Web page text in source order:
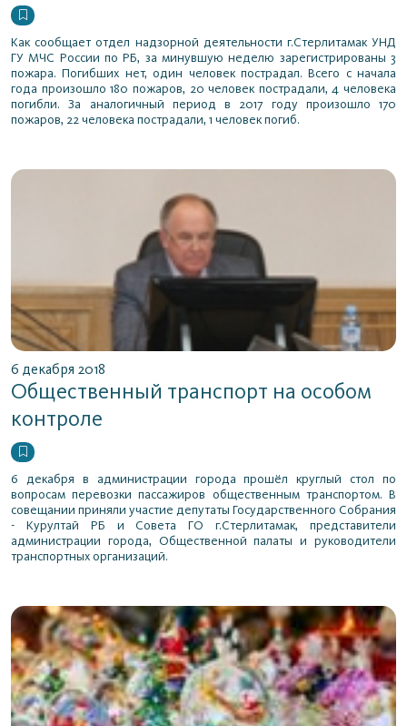
Как сообщает отдел надзорной деятельности г.Стерлитамак УНД
ГУ МЧС России по РБ, за минувшую неделю зарегистрированы 3
пожара. Погибших нет, один человек пострадал. Всего с начала
года произошло 180 пожаров, 20 человек пострадали, 4 человека
погибли. За аналогичный период в 2017 году произошло 170
пожаров, 22 человека пострадали, 1 человек погиб.
6 декабря 2018
Общественный транспорт на особом
контроле
6 декабря в администрации города прошёл круглый стол по
вопросам перевозки пассажиров общественным транспортом. В
совещании приняли участие депутаты Государственного Собрания
- Курултай РБ и Совета ГО г.Стерлитамак, представители
администрации города, Общественной палаты и руководители
транспортных организаций.